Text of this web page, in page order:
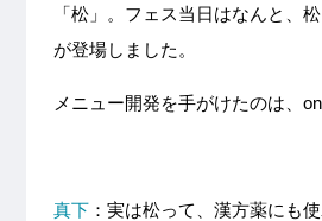
「松」。フェス当日はなんと、
が登場しました。
メニュー開発を手がけたのは、
真下：実は松って、漢方薬にも